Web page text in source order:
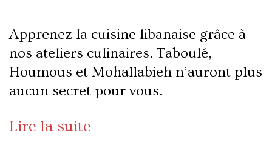
Apprenez la cuisine libanaise grâce à
nos ateliers culinaires. Taboulé,
Houmous et Mohallabieh n’auront plus
aucun secret pour vous.
Lire la suite